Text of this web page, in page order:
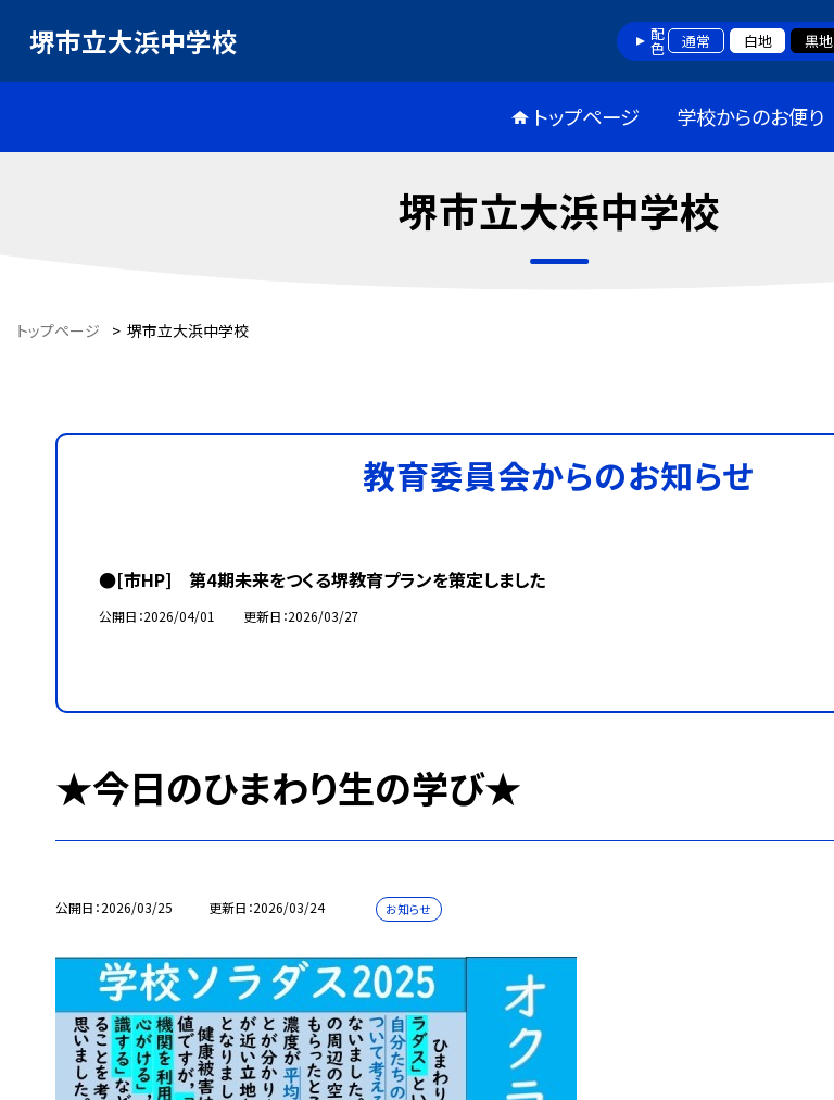
堺市立大浜中学校 配色 通常 白地 黒地
トップページ 学校からのお便り
堺市立大浜中学校
トップページ > 堺市立大浜中学校
教育委員会からのお知らせ
●[市HP] 第4期未来をつくる堺教育プランを策定しました
公開日 2026/04/01 更新日 2026/03/27
★今日のひまわり生の学び★
公開日 2026/03/25 更新日 2026/03/24 お知らせ